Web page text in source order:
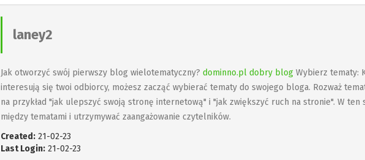
laney2
Jak otworzyć swój pierwszy blog wielotematyczny? dominno.pl dobry blog Wybierz tematy:
interesują się twoi odbiorcy, możesz zacząć wybierać tematy do swojego bloga. Rozważ
na przykład "jak ulepszyć swoją stronę internetową" i "jak zwiększyć ruch na stronie". W ten
między tematami i utrzymywać zaangażowanie czytelników.
Created: 21-02-23
Last Login: 21-02-23